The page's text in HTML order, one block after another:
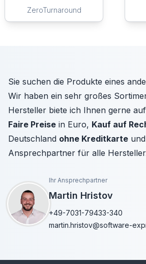
ZeroTurnaround
Sie suchen die Produkte eines
Wir haben ein sehr großes
Hersteller biete ich Ihnen gerne
Faire Preise in Euro, Kauf auf
Deutschland ohne Kreditkarte
Ansprechpartner für alle
Ihr Ansprechpartner
Martin Hristov
+49-7031-79433-340
martin.hristov@software-